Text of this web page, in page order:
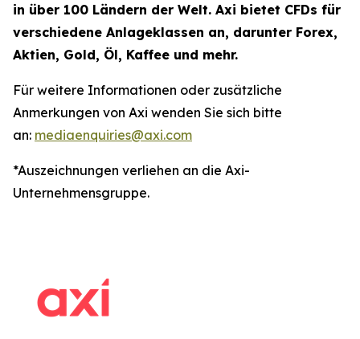
in über 100 Ländern der Welt. Axi bietet CFDs für
verschiedene Anlageklassen an, darunter Forex,
Aktien, Gold, Öl, Kaffee und mehr.
Für weitere Informationen oder zusätzliche
Anmerkungen von Axi wenden Sie sich bitte
an: mediaenquiries@axi.com
*Auszeichnungen verliehen an die Axi-
Unternehmensgruppe.